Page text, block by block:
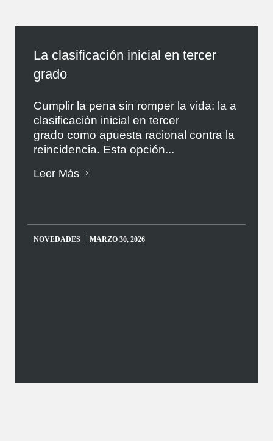
La clasificación inicial en tercer
grado
Cumplir la pena sin romper la vida: la a
clasificación inicial en tercer
grado como apuesta racional contra la
reincidencia. Esta opción...
Leer Más
NOVEDADES MARZO 30, 2026